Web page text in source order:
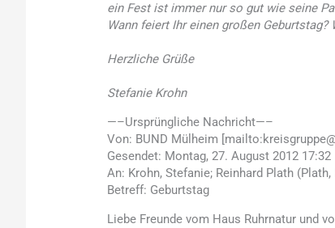
ein Fest ist immer nur so gut wie seine
Wann feiert Ihr einen großen Geburtstag?
Herzliche Grüße
Stefanie Krohn
—–Ursprüngliche Nachricht—–
Von: BUND Mülheim
Gesendet: Montag, 27. August 2012 17:32
An: Krohn, Stefanie; Reinhard Plath
Betreff: Geburtstag
Liebe Freunde vom Haus Ruhrnatur und